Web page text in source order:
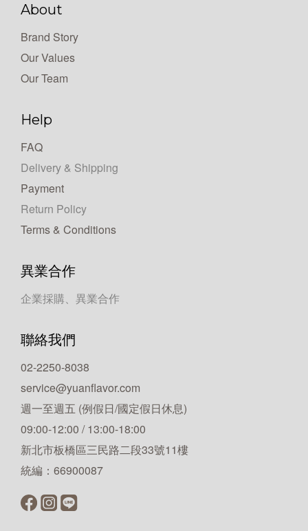
About
Brand Story
Our Values
Our Team
Help
FAQ
Delivery & Shipping
Payment
Return Policy
Terms & Conditions
異業合作
企業採購、異業合作
聯絡我們
02-2250-8038
service@yuanflavor.com
週一至週五 (例假日/國定假日休息)
09:00-12:00 / 13:00-18:00
新北市板橋區三民路二段33號11樓
統編：66900087